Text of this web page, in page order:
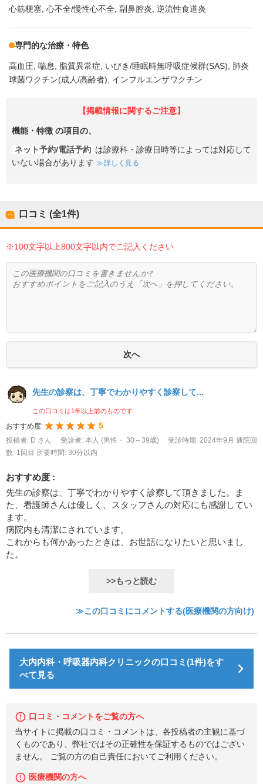
心筋梗塞 心不全/慢性心不全 副鼻腔炎 逆流性食道炎
専門的な治療・特色
高血圧 喘息 脂質異常症 いびき/睡眠時無呼吸症候群(SAS)
肺炎
球菌ワクチン(成人/高齢者)
インフルエンザワクチン
【掲載情報に関するご注意】
機能・特徴 の項目の、
ネット予約/電話予約 は診療科・診療日時等によっては対応して
いない場合があります
詳しく見る
口コミ (全1件)
※100文字以上800文字以内でご記入ください
先生の診察は、丁寧でわかりやすく診察して...
この口コミは1年以上前のものです
おすすめ度: 5
投稿者: D さん 受診者: 本人 (男性・ 30～39歳) 受診時期: 2024年9月 通院回
数: 1回目
所要時間: 30分以内
おすすめ度 :
先生の診察は、丁寧でわかりやすく診察して頂きました。ま
た、看護師さんは優しく、スタッフさんの対応にも感謝してい
ます。
病院内も清潔にされています。
これからも何かあったときは、お世話になりたいと思いまし
た。
>>もっと読む
≫この口コミにコメントする(医療機関の方向け)
大内内科・呼吸器内科クリニックの口コミ(1件)をす
べて見る
口コミ・コメントをご覧の方へ
当サイトに掲載の口コミ・コメントは、各投稿者の主観に基づ
くものであり、弊社ではその正確性を保証するものではござい
ません。 ご覧の方の自己責任においてご利用ください。
医療機関の方へ